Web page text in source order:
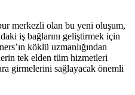
merkezli olan bu yeni oluşum,
iş bağlarını geliştirmek için
köklü uzmanlığından
tek elden tüm hizmetleri
girmelerini sağlayacak önemli